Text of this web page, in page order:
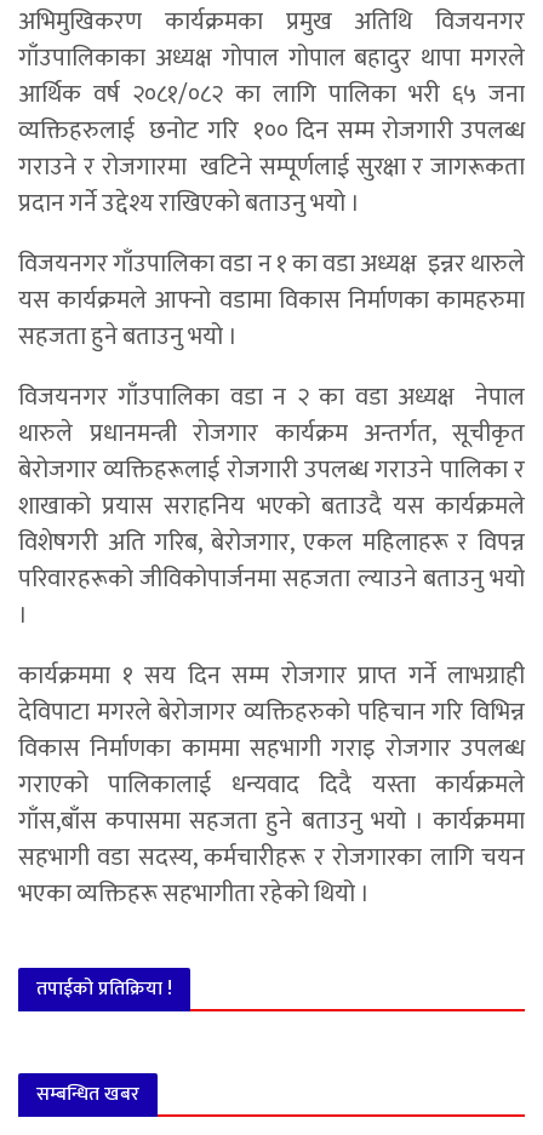
अभिमुखिकरण कार्यक्रमका प्रमुख अतिथि विजयनगर
गाँउपालिकाका अध्यक्ष गोपाल गोपाल बहादुर थापा मगरले
आर्थिक वर्ष २०८१/०८२ का लागि पालिका भरी ६५ जना
व्यक्तिहरुलाई छनोट गरि १०० दिन सम्म रोजगारी उपलब्ध
गराउने र रोजगारमा खटिने सम्पूर्णलाई सुरक्षा र जागरूकता
प्रदान गर्ने उद्देश्य राखिएको बताउनु भयो ।
विजयनगर गाँउपालिका वडा न १ का वडा अध्यक्ष इन्नर थारुले
यस कार्यक्रमले आफ्नो वडामा विकास निर्माणका कामहरुमा
सहजता हुने बताउनु भयो ।
विजयनगर गाँउपालिका वडा न २ का वडा अध्यक्ष नेपाल
थारुले प्रधानमन्त्री रोजगार कार्यक्रम अन्तर्गत, सूचीकृत
बेरोजगार व्यक्तिहरूलाई रोजगारी उपलब्ध गराउने पालिका र
शाखाको प्रयास सराहनिय भएको बताउदै यस कार्यक्रमले
विशेषगरी अति गरिब, बेरोजगार, एकल महिलाहरू र विपन्न
परिवारहरूको जीविकोपार्जनमा सहजता ल्याउने बताउनु भयो
।
कार्यक्रममा १ सय दिन सम्म रोजगार प्राप्त गर्ने लाभग्राही
देविपाटा मगरले बेरोजागर व्यक्तिहरुको पहिचान गरि विभिन्न
विकास निर्माणका काममा सहभागी गराइ रोजगार उपलब्ध
गराएको पालिकालाई धन्यवाद दिदै यस्ता कार्यक्रमले
गाँस,बाँस कपासमा सहजता हुने बताउनु भयो । कार्यक्रममा
सहभागी वडा सदस्य, कर्मचारीहरू र रोजगारका लागि चयन
भएका व्यक्तिहरू सहभागीता रहेको थियो ।
तपाईको प्रतिक्रिया !
सम्बन्धित खबर